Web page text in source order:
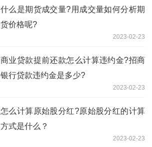
什么是期货成交量?用成交量如何分析期
货价格呢?
2023-02-23
商业贷款提前还款怎么计算违约金?招商
银行贷款违约金是多少?
2023-02-23
怎么计算原始股分红?原始股分红的计算
方式是什么？
2023-02-23